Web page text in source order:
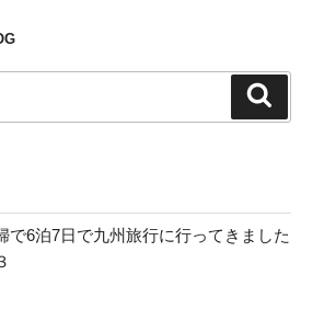
で6泊7日で九州旅行に行ってきました